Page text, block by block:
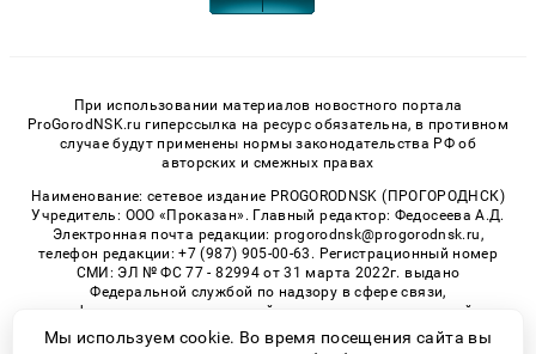
При использовании материалов новостного портала
ProGorodNSK.ru гиперссылка на ресурс обязательна, в противном
случае будут применены нормы законодательства РФ об
авторских и смежных правах
Наименование: сетевое издание PROGORODNSK (ПРОГОРОДНСК)
Учредитель: ООО «Проказан». Главный редактор: Федосеева А.Д.
Электронная почта редакции: progorodnsk@progorodnsk.ru,
телефон редакции: +7 (987) 905-00-63. Регистрационный номер
СМИ: ЭЛ № ФС 77 - 82994 от 31 марта 2022г. выдано
Федеральной службой по надзору в сфере связи,
информационных технологий и массовых коммуникаций.
Возрастная категория сайта 16+.
Мы используем cookie. Во время посещения сайта вы